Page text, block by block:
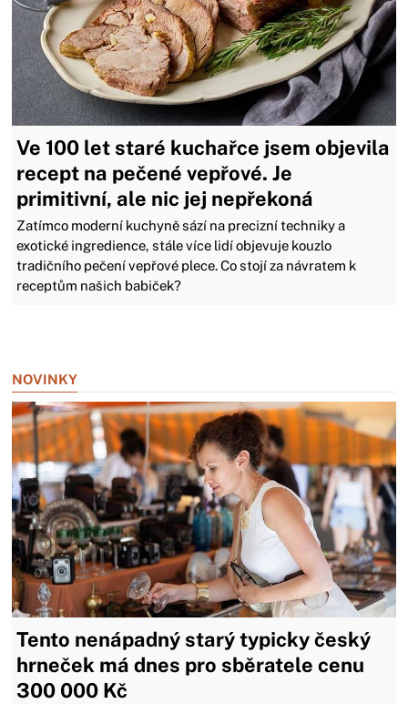
Ve 100 let staré kuchařce jsem objevila
recept na pečené vepřové. Je
primitivní, ale nic jej nepřekoná
Zatímco moderní kuchyně sází na precizní techniky a
exotické ingredience, stále více lidí objevuje kouzlo
tradičního pečení vepřové plece. Co stojí za návratem k
receptům našich babiček?
NOVINKY
Tento nenápadný starý typicky český
hrneček má dnes pro sběratele cenu
300 000 Kč